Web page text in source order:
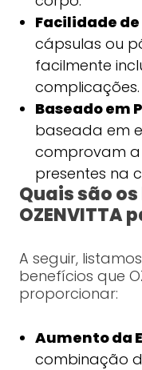
Facilidade de
cápsulas ou
facilmente
complicações.
Baseado em
baseada em
comprovam a
presentes na
Quais são
OZENVITTA
A seguir,
benefícios que
proporcionar:
Aumento da
combinação